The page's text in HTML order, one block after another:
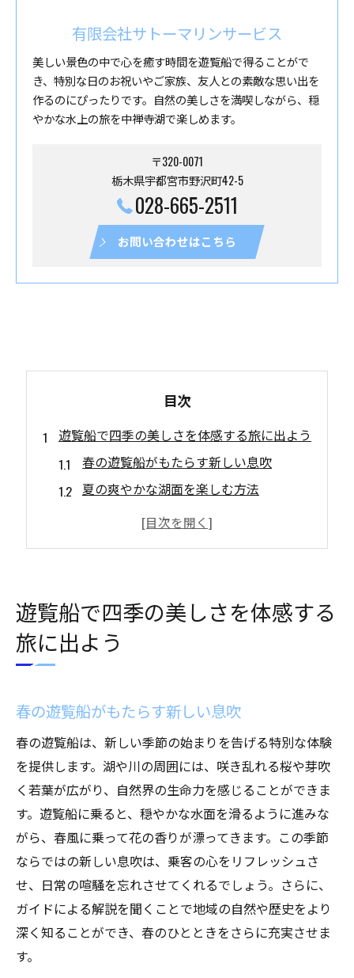
有限会社サトーマリンサービス
美しい景色の中で心を癒す時間を遊覧船で得ることがで
き、特別な日のお祝いやご家族、友人との素敵な思い出を
作るのにぴったりです。自然の美しさを満喫しながら、穏
やかな水上の旅を中禅寺湖で楽しめます。
〒320-0071
栃木県宇都宮市野沢町42-5
028-665-2511
お問い合わせはこちら
目次
遊覧船で四季の美しさを体感する旅に出よう
春の遊覧船がもたらす新しい息吹
夏の爽やかな湖面を楽しむ方法
秋の紅葉を満喫する遊覧船クルーズ
湖畔の風景を楽しむ遊覧船の魅力を探る
湖畔に広がる絶景の秘密
湖面に映る風景の変化を観察
遊覧船からの眺めが特別な理由
湖畔の静寂を楽しむ旅
遊覧船が作り出す心に残る旅の思い出
忘れられない航海の瞬間
遊覧船での出会いと交流
家族との特別な時間を共有する
友人との思い出をつなぐ旅
遊覧船で四季の美しさを体感する
旅に出よう
春の遊覧船がもたらす新しい息吹
春の遊覧船は、新しい季節の始まりを告げる特別な体験
を提供します。湖や川の周囲には、咲き乱れる桜や芽吹
く若葉が広がり、自然界の生命力を感じることができま
す。遊覧船に乗ると、穏やかな水面を滑るように進みな
がら、春風に乗って花の香りが漂ってきます。この季節
ならではの新しい息吹は、乗客の心をリフレッシュさ
せ、日常の喧騒を忘れさせてくれるでしょう。さらに、
ガイドによる解説を聞くことで地域の自然や歴史をより
深く知ることができ、春のひとときをさらに充実させま
す。